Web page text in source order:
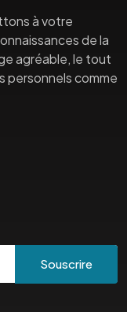
à votre
de la
agréable, le tout
personnels comme
Souscrire